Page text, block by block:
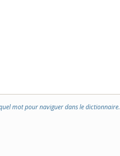
mot pour naviguer dans le dictionnaire.